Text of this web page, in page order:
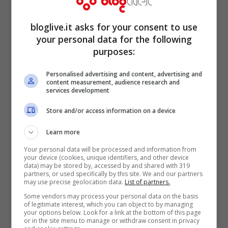
Poche ore dopo il verdetto: sorriso,
asciugamano, e l’immancabile costume
che per tutta la vita è stato un tutt’uno con
lei. La Pellegrini continua ad avere fisico e
abitudini da grandissima atleta.
“Sopravvissuta decentemente” ha
informato. Immediata la reazione
bloglive.it asks for your consent to use
your personal data for the following
purposes:
Personalised advertising and content, advertising and
content measurement, audience research and
services development
Store and/or access information on a device
Learn more
Your personal data will be processed and information from
your device (cookies, unique identifiers, and other device
data) may be stored by, accessed by and shared with 319
partners, or used specifically by this site. We and our partners
may use precise geolocation data. List of partners.
Some vendors may process your personal data on the basis
of legitimate interest, which you can object to by managing
your options below. Look for a link at the bottom of this page
or in the site menu to manage or withdraw consent in privacy